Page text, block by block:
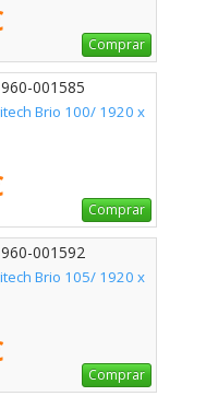
Comprar
001585
Brio 100/ 1920 x
Comprar
001592
Brio 105/ 1920 x
Comprar